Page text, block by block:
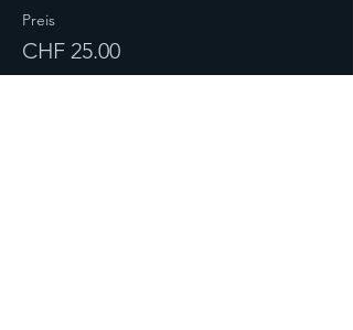
Preis
CHF 25.00